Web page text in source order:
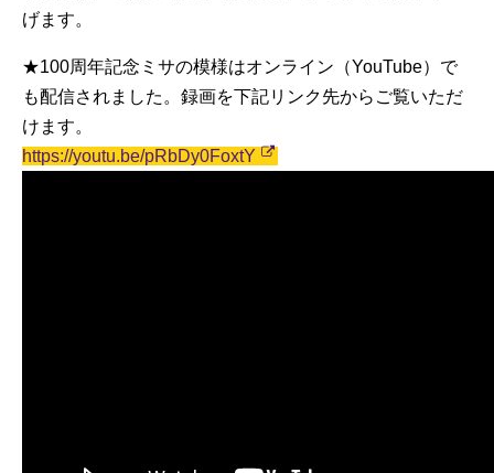
げます。
★100周年記念ミサの模様はオンライン（YouTube）で
も配信されました。録画を下記リンク先からご覧いただ
けます。
https://youtu.be/pRbDy0FoxtY